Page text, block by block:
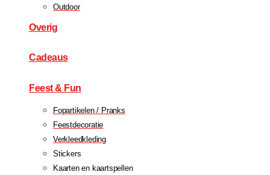
Outdoor
Overig
Cadeaus
Feest & Fun
Fopartikelen / Pranks
Feestdecoratie
Verkleedkleding
Stickers
Kaarten en kaartspellen